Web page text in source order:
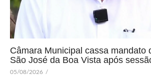
Câmara Municipal cassa mandato
São José da Boa Vista após
05/08/2026 /